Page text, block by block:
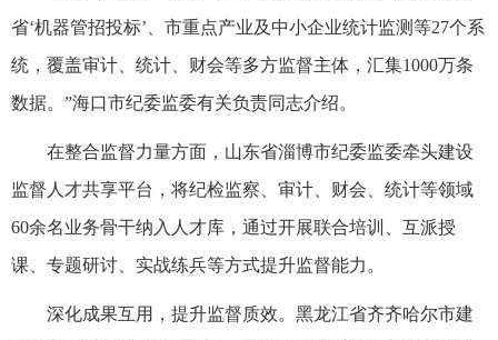
省‘机器管招投标’、市重点产业及中小企业统计监测等27个系
统，覆盖审计、统计、财会等多方监督主体，汇集1000万条
数据。”海口市纪委监委有关负责同志介绍。
在整合监督力量方面，山东省淄博市纪委监委牵头建设
监督人才共享平台，将纪检监察、审计、财会、统计等领域
60余名业务骨干纳入人才库，通过开展联合培训、互派授
课、专题研讨、实战练兵等方式提升监督能力。
深化成果互用，提升监督质效。黑龙江省齐齐哈尔市建